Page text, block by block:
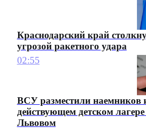
Краснодарский край
угрозой ракетного удара
02:55
ВСУ разместили наемников
действующем детском
Львовом